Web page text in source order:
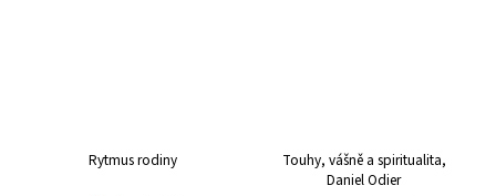
Rytmus rodiny
Touhy, vášně a spiritualita,
Daniel Odier